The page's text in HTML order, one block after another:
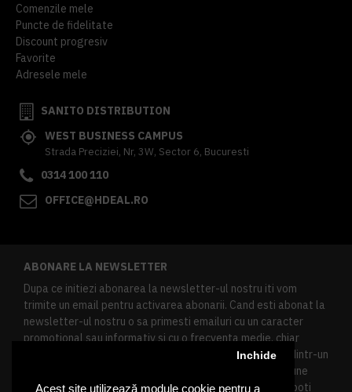
Acest site utilizează module cookie pentru a
Inchide
Comenzile mele
Puncte de fidelitate
Discount progresiv
Favorite
Adresele mele
SANITO DISTRIBUTION
WEST BUSINESS CAMPUS
Strada Preciziei, Nr, 3W, Sector 6, Bucuresti
0314 100 110
OFFICE@HDEAL.RO
ABONARE LA NEWSLETTER
Dupa ce initiezi abonarea la newsletter-ul nostru iti vom
trimite un email pentru activarea abonarii. Cand esti abonat la
newsletter-ul nostru o sa primesti emailuri cu un caracter
promotional sau informativ si cu o frecventa medie, chiar
redusa. Daca doresti sa te dezabonezi poti urma linkul dintr-un
newsletter primit, daca esti client inregistrat ai o sectiune
speciala in contul tau in acest scop, si de asemenea ne poti